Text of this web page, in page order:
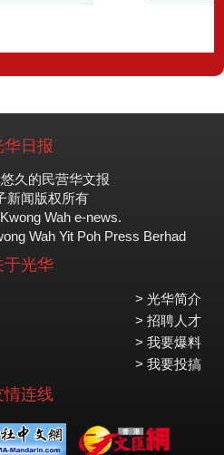
华日报
久的民营华文报
新闻版权所有
Wah e-news.
Wah Yit Poh Press Berhad
于光华
> 光华简介
> 招聘人才
> 我要爆料
> 我要投搞
情连线